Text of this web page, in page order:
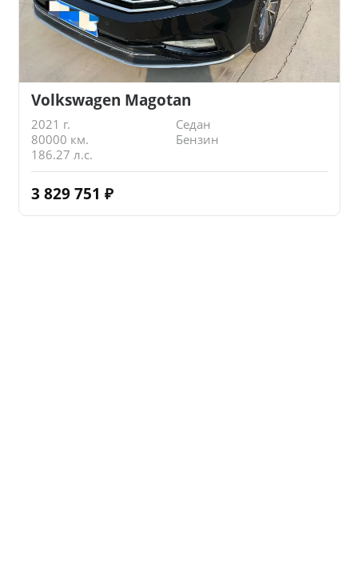
Volkswagen Magotan
2021 г.
Седан
80000 км.
Бензин
186.27 л.с.
3 829 751 ₽